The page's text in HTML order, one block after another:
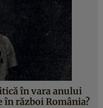
în vara anului
în război România?